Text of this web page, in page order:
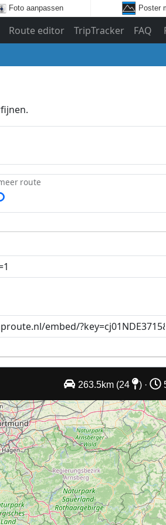
Foto aanpassen Poster
Route editor TripTracker FAQ
route